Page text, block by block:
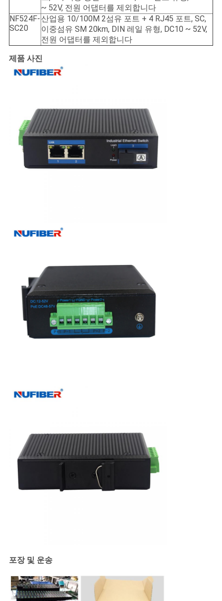
~ 52V, 전원 어댑터를 제외합니다
NF524F-
SC20
산업용 10/100M 2섬유 포트 + 4 RJ45 포트, SC,
이중섬유 SM 20km, DIN 레일 유형, DC10 ~ 52V,
전원 어댑터를 제외합니다
제품 사진
포장 및 운송